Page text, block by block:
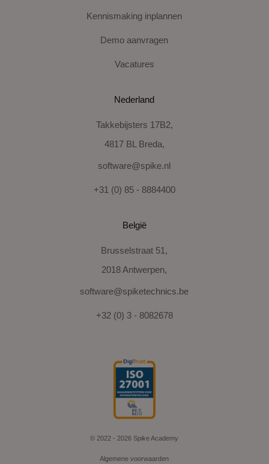
Kennismaking inplannen
Demo aanvragen
Vacatures
Nederland
Takkebijsters 17B2,
4817 BL Breda,
software@spike.nl
+31 (0) 85 - 8884400
België
Brusselstraat 51,
2018 Antwerpen,
software@spiketechnics.be
+32 (0) 3 - 8082678
© 2022 - 2026 Spike Academy
Algemene voorwaarden